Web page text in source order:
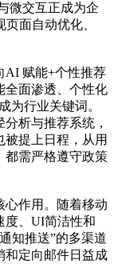
微交互正成为企
面自动优化、
AI 赋能+个性推荐
全面渗透、个性化
为行业关键词。
析与推荐系统，
提上日程，从用
都需严格遵守政策
心作用。随着移动
度、UI简洁性和
知推送”的多渠道
和定向邮件日益成